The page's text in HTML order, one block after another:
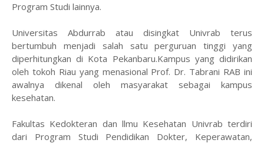
Program Studi lainnya.
Universitas Abdurrab atau disingkat Univrab terus
bertumbuh menjadi salah satu perguruan tinggi yang
diperhitungkan di Kota Pekanbaru.Kampus yang didirikan
oleh tokoh Riau yang menasional Prof. Dr. Tabrani RAB ini
awalnya dikenal oleh masyarakat sebagai kampus
kesehatan.
Fakultas Kedokteran dan llmu Kesehatan Univrab terdiri
dari Program Studi Pendidikan Dokter, Keperawatan,